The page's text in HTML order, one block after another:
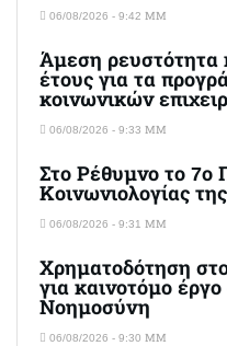
06/08/2026 - 9:42 ΜΜ
Άμεση ρευστότητα
έτους για τα
κοινωνικών
06/08/2026 - 9:33 ΜΜ
Στο Ρέθυμνο το 7ο
Κοινωνιολογίας
06/08/2026 - 9:31 ΜΜ
Χρηματοδότηση
για καινοτόμο
Νοημοσύνη
06/08/2026 - 9:30 ΜΜ